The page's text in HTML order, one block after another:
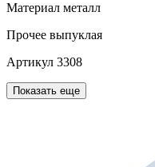
Материал металл
Прочее выпуклая
Артикул 3308
Показать еще